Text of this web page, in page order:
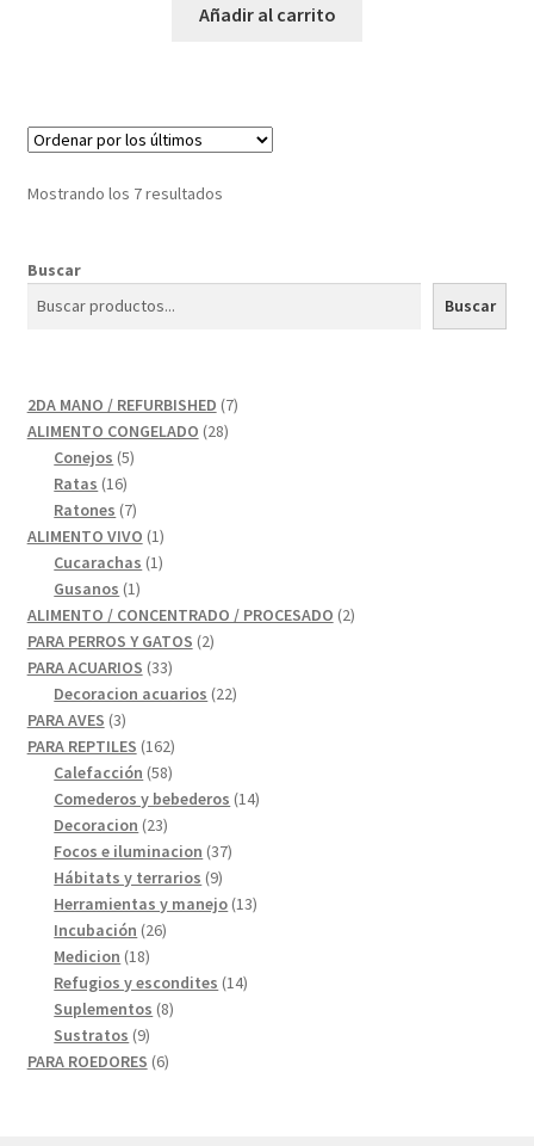
Añadir al carrito
Mostrando los 7 resultados
Buscar
Buscar
2DA MANO / REFURBISHED 77
ALIMENTO CONGELADO 2828
Conejos 55
Ratas 1616
productos
Ratones 77
productos
ALIMENTO VIVO 11
producto
Cucarachas 11
Gusanos 11
producto
ALIMENTO / CONCENTRADO / PROCESADO 22
PARA PERROS Y GATOS 22
PARA ACUARIOS 3333
productos
Decoracion acuarios 2222
PARA AVES 33
productos
PARA REPTILES 162162
productos
Calefacción 5858
productos
Comederos y bebederos 1414
Decoracion 2323
productos
Focos e iluminacion 3737
Hábitats y terrarios 99
productos
Herramientas y manejo 1313
Incubación 2626
Medicion 1818
productos
Refugios y escondites 1414
Suplementos 88
Sustratos 99
productos
PARA ROEDORES 66